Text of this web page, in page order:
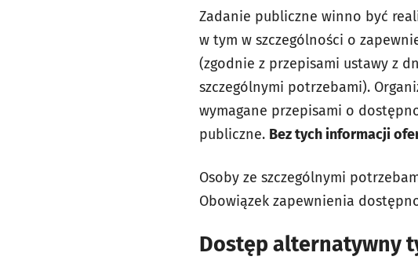
Zadanie publiczne winno być
w tym w szczególności o
(zgodnie z przepisami ustawy z
szczególnymi potrzebami).
wymagane przepisami o
publiczne. Bez tych informacji
Osoby ze szczególnymi
Obowiązek zapewnienia
Dostęp alternatywny